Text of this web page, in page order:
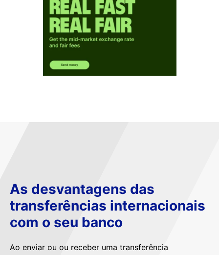
As desvantagens das
transferências internacionais
com o seu banco
Ao enviar ou ou receber uma transferência